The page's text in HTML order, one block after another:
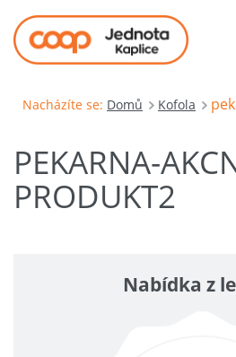
Nacházíte se: Domů Kofola
PEKARNA-
PRODUKT2
Nabídka z